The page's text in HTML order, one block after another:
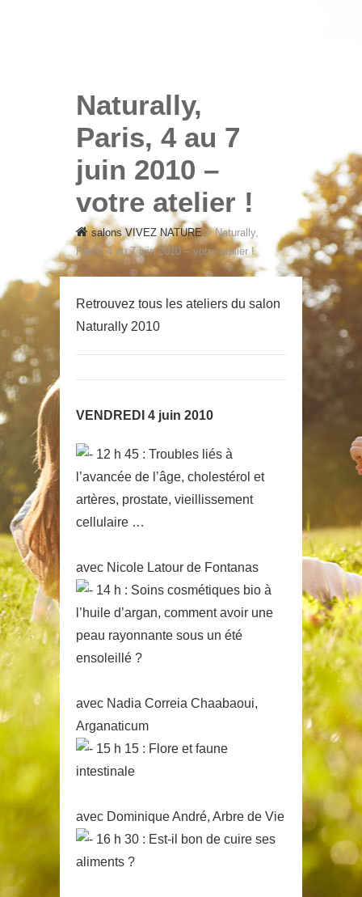
Naturally,
Paris, 4 au 7
juin 2010 –
votre atelier !
salons VIVEZ NATURE >Naturally,
Paris, 4 au 7 juin 2010 – votre atelier !
Retrouvez tous les ateliers du salon
Naturally 2010
VENDREDI 4 juin 2010
12 h 45 : Troubles liés à
l’avancée de l’âge, cholestérol et
artères, prostate, vieillissement
cellulaire …
avec Nicole Latour de Fontanas
14 h : Soins cosmétiques bio à
l’huile d’argan, comment avoir une
peau rayonnante sous un été
ensoleillé ?
avec Nadia Correia Chaabaoui,
Arganaticum
15 h 15 : Flore et faune
intestinale
avec Dominique André, Arbre de Vie
16 h 30 : Est-il bon de cuire ses
aliments ?